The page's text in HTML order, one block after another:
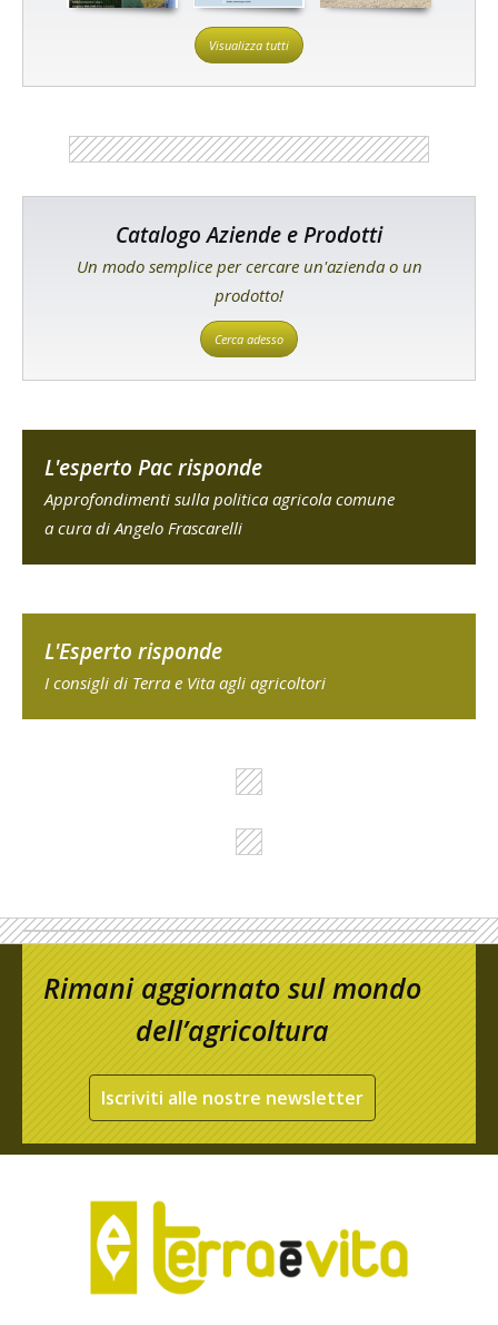
Visualizza tutti
Catalogo Aziende e Prodotti
Un modo semplice per cercare un'azienda o un
prodotto!
Cerca adesso
L'esperto Pac risponde
Approfondimenti sulla politica agricola comune
a cura di Angelo Frascarelli
L'Esperto risponde
I consigli di Terra e Vita agli agricoltori
Rimani aggiornato sul mondo
dell’agricoltura
Iscriviti alle nostre newsletter